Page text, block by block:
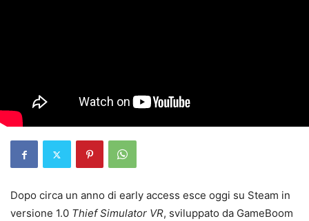
Dopo circa un anno di early access esce oggi su Steam in
versione 1.0 Thief Simulator VR, sviluppato da GameBoom